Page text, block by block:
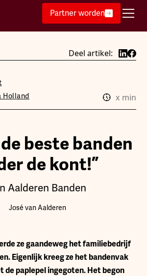
Partner worden
Deel artikel:
Holland x min
beste banden
de kont!”
Aalderen Banden
José van Aalderen
ze gaandeweg het familiebedrijf
Eigenlijk kreeg ze het bandenvak
de paplepel ingegoten. Het begon